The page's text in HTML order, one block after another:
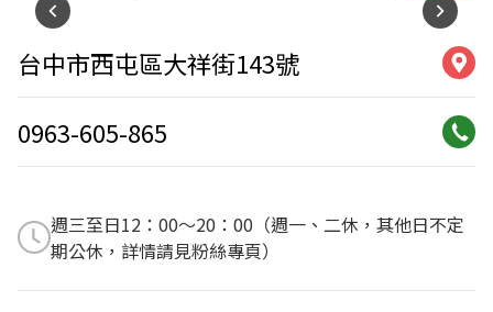
台中市西屯區大祥街143號
0963-605-865
週三至日12：00～20：00（週一、二休，其他日不定
期公休，詳情請見粉絲專頁）